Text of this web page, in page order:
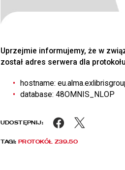
Uprzejmie informujemy, że w
został adres serwera dla
hostname:
database: 48OMNIS_NLOP
UDOSTĘPNIJ: Facebook
TAGI:PROTOKÓŁ Z39.50